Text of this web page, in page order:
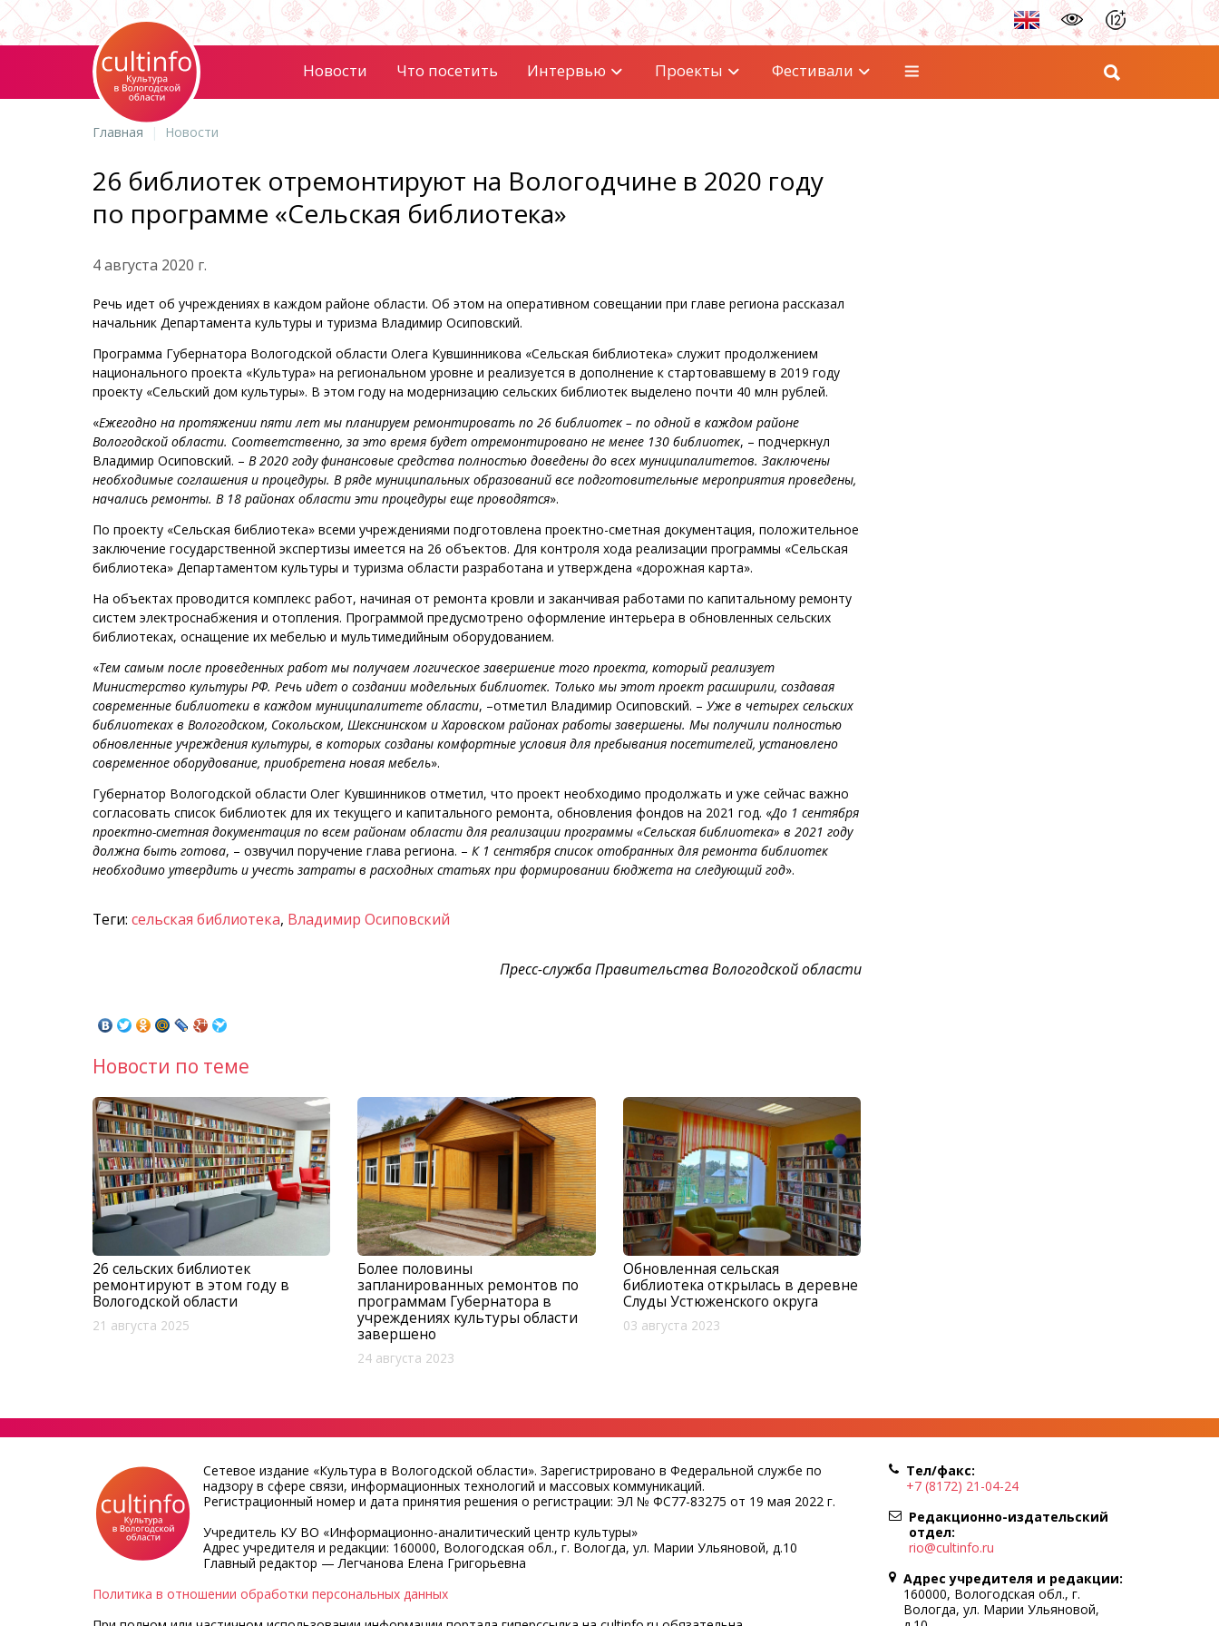
Новости Что посетить Интервью Проекты Фестивали
Главная Новости
26 библиотек отремонтируют на Вологодчине в 2020 году
по программе «Сельская библиотека»
4 августа 2020 г.
Речь идет об учреждениях в каждом районе области. Об этом на оперативном совещании при главе региона рассказал
начальник Департамента культуры и туризма Владимир Осиповский.
Программа Губернатора Вологодской области Олега Кувшинникова «Сельская библиотека» служит продолжением
национального проекта «Культура» на региональном уровне и реализуется в дополнение к стартовавшему в 2019 году
проекту «Сельский дом культуры». В этом году на модернизацию сельских библиотек выделено почти 40 млн рублей.
«Ежегодно на протяжении пяти лет мы планируем ремонтировать по 26 библиотек – по одной в каждом районе
Вологодской области. Соответственно, за это время будет отремонтировано не менее 130 библиотек, – подчеркнул
Владимир Осиповский. – В 2020 году финансовые средства полностью доведены до всех муниципалитетов. Заключены
необходимые соглашения и процедуры. В ряде муниципальных образований все подготовительные мероприятия проведены,
начались ремонты. В 18 районах области эти процедуры еще проводятся».
По проекту «Сельская библиотека» всеми учреждениями подготовлена проектно-сметная документация, положительное
заключение государственной экспертизы имеется на 26 объектов. Для контроля хода реализации программы «Сельская
библиотека» Департаментом культуры и туризма области разработана и утверждена «дорожная карта».
На объектах проводится комплекс работ, начиная от ремонта кровли и заканчивая работами по капитальному ремонту
систем электроснабжения и отопления. Программой предусмотрено оформление интерьера в обновленных сельских
библиотеках, оснащение их мебелью и мультимедийным оборудованием.
«Тем самым после проведенных работ мы получаем логическое завершение того проекта, который реализует
Министерство культуры РФ. Речь идет о создании модельных библиотек. Только мы этот проект расширили, создавая
современные библиотеки в каждом муниципалитете области, –отметил Владимир Осиповский. – Уже в четырех сельских
библиотеках в Вологодском, Сокольском, Шекснинском и Харовском районах работы завершены. Мы получили полностью
обновленные учреждения культуры, в которых созданы комфортные условия для пребывания посетителей, установлено
современное оборудование, приобретена новая мебель».
Губернатор Вологодской области Олег Кувшинников отметил, что проект необходимо продолжать и уже сейчас важно
согласовать список библиотек для их текущего и капитального ремонта, обновления фондов на 2021 год. «До 1 сентября
проектно-сметная документация по всем районам области для реализации программы «Сельская библиотека» в 2021 году
должна быть готова, – озвучил поручение глава региона. – К 1 сентября список отобранных для ремонта библиотек
необходимо утвердить и учесть затраты в расходных статьях при формировании бюджета на следующий год».
Теги: сельская библиотека, Владимир Осиповский
Пресс-служба Правительства Вологодской области
Новости по теме
26 сельских библиотек
ремонтируют в этом году в
Вологодской области
21 августа 2025
Более половины
запланированных ремонтов по
программам Губернатора в
учреждениях культуры области
завершено
24 августа 2023
Обновленная сельская
библиотека открылась в деревне
Слуды Устюженского округа
03 августа 2023
Сетевое издание «Культура в Вологодской области». Зарегистрировано в Федеральной службе по
надзору в сфере связи, информационных технологий и массовых коммуникаций.
Регистрационный номер и дата принятия решения о регистрации: ЭЛ № ФС77-83275 от 19 мая 2022 г.
Учредитель КУ ВО «Информационно-аналитический центр культуры»
Адрес учредителя и редакции: 160000, Вологодская обл., г. Вологда, ул. Марии Ульяновой, д.10
Главный редактор — Легчанова Елена Григорьевна
Политика в отношении обработки персональных данных
Тел/факс:
+7 (8172) 21-04-24
Редакционно-издательский
отдел:
rio@cultinfo.ru
Адрес учредителя и редакции:
160000, Вологодская обл., г.
Вологда, ул. Марии Ульяновой,